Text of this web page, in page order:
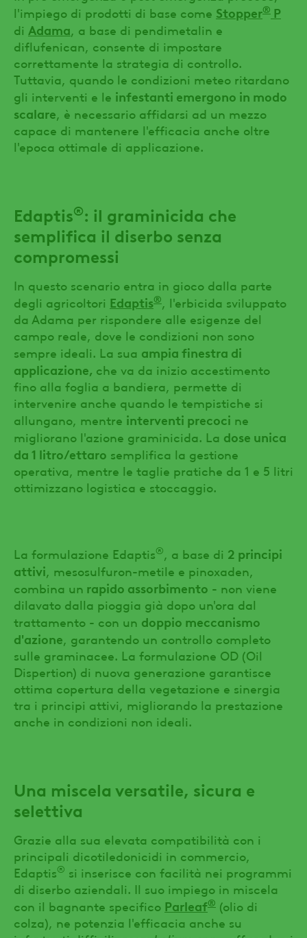
l'impiego di prodotti di base come Stopper® P
di Adama , a base di pendimetalin e
diflufenican, consente di impostare
correttamente la strategia di controllo.
Tuttavia, quando le condizioni meteo ritardano
gli interventi e le infestanti emergono in modo
scalare , è necessario affidarsi ad un mezzo
capace di mantenere l'efficacia anche oltre
l'epoca ottimale di applicazione.
Edaptis®: il graminicida che
semplifica il diserbo senza
compromessi
In questo scenario entra in gioco dalla parte
degli agricoltori Edaptis®
, l'erbicida sviluppato
da Adama per rispondere alle esigenze del
campo reale, dove le condizioni non sono
sempre ideali. La sua ampia finestra di
applicazione, che va da inizio accestimento
fino alla foglia a bandiera, permette di
intervenire anche quando le tempistiche si
allungano, mentre interventi precoci ne
migliorano l'azione graminicida. La dose unica
da 1 litro/ettaro semplifica la gestione
operativa, mentre le taglie pratiche da 1 e 5 litri
ottimizzano logistica e stoccaggio.
La formulazione Edaptis® , a base di 2 principi
attivi , mesosulfuron-metile e pinoxaden,
combina un rapido assorbimento - non viene
dilavato dalla pioggia già dopo un'ora dal
trattamento - con un doppio meccanismo
d'azione , garantendo un controllo completo
sulle graminacee. La formulazione OD (Oil
Dispertion) di nuova generazione garantisce
ottima copertura della vegetazione e sinergia
tra i principi attivi, migliorando la prestazione
anche in condizioni non ideali.
Una miscela versatile, sicura e
selettiva
Grazie alla sua elevata compatibilità con i
principali dicotiledonicidi in commercio,
Edaptis® si inserisce con facilità nei programmi
di diserbo aziendali. Il suo impiego in miscela
con il bagnante specifico Parleaf® (olio di
colza), ne potenzia l'efficacia anche su